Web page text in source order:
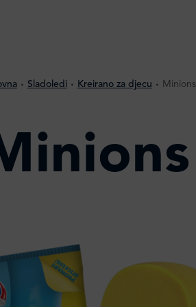
Sladoledi Kreirano za djecu Minions